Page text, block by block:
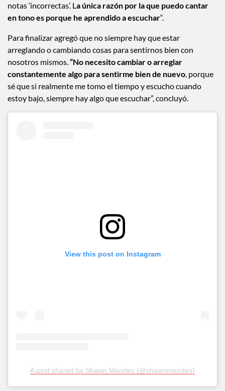
notas ‘incorrectas’. La única razón por la que puedo cantar
en tono es porque he aprendido a escuchar“.
Para finalizar agregó que no siempre hay que estar
arreglando o cambiando cosas para sentirnos bien con
nosotros mismos.“No necesito cambiar o arreglar
constantemente algo para sentirme bien de nuevo, porque
sé que si realmente me tomo el tiempo y escucho cuando
estoy bajo, siempre hay algo que escuchar”, concluyó.
View this post on Instagram
A post shared by Shawn Mendes (@shawnmendes)